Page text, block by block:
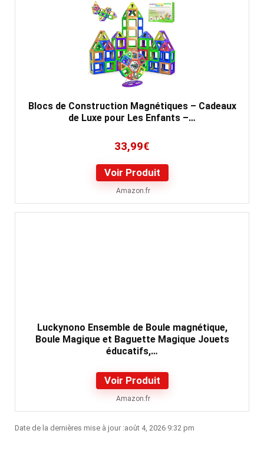
Blocs de Construction Magnétiques – Cadeaux
de Luxe pour Les Enfants –…
33,99€
Voir Produit
Amazon.fr
Luckynono Ensemble de Boule magnétique,
Boule Magique et Baguette Magique Jouets
éducatifs,…
Voir Produit
Amazon.fr
Date de la dernières mise à jour :août 4, 2026 9:32 pm